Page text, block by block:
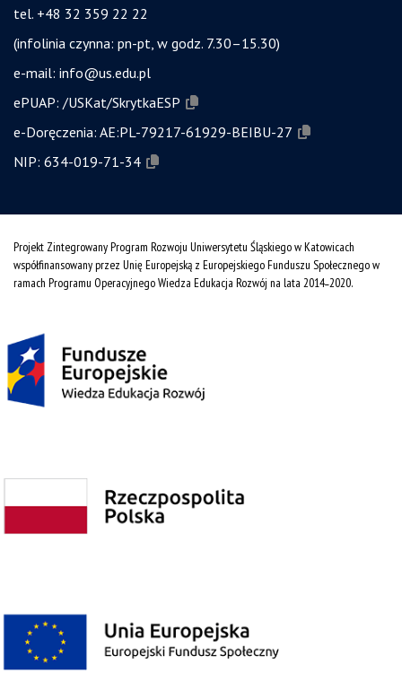
tel. +48 32 359 22 22
(infolinia czynna: pn-pt, w godz. 7.30–15.30)
e-mail: info@us.edu.pl
ePUAP: /USKat/SkrytkaESP
e-Doręczenia: AE:PL-79217-61929-BEIBU-27
NIP: 634-019-71-34
Projekt Zintegrowany Program Rozwoju Uniwersytetu Śląskiego w Katowicach
współfinansowany przez Unię Europejską z Europejskiego Funduszu Społecznego w
ramach Programu Operacyjnego Wiedza Edukacja Rozwój na lata 2014˗2020.